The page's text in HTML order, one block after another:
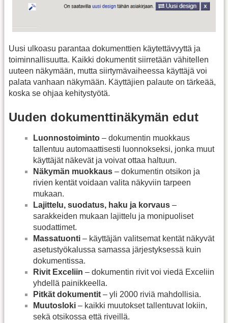
Uusi ulkoasu parantaa dokumenttien käytettävyyttä ja
toiminnallisuutta. Kaikki dokumentit siirretään vähitellen
uuteen näkymään, mutta siirtymävaiheessa käyttäjä voi
palata vanhaan näkymään. Käyttäjien palaute on tärkeää,
koska se ohjaa kehitystyötä.
Uuden dokumenttinäkymän edut
Luonnostoiminto – dokumentin muokkaus
tallentuu automaattisesti luonnokseksi, jonka muut
käyttäjät näkevät ja voivat ottaa haltuun.
Näkymän muokkaus – dokumentin otsikon ja
rivien kentät voidaan valita näkyviin tarpeen
mukaan.
Lajittelu, suodatus, haku ja korvaus –
sarakkeiden mukaan lajittelu ja monipuoliset
suodattimet.
Massatuonti – käyttäjän valitsemat kentät näkyvät
asetustyökalussa samassa järjestyksessä kuin
dokumentissa.
Rivit Exceliin – dokumentin rivit voi viedä Exceliin
yhdellä painikkeella.
Pitkät dokumentit – yli 2000 riviä mahdollisia.
Muutosloki – kaikki muutokset tallentuvat lokiin,
sekä otsikossa että riveillä.